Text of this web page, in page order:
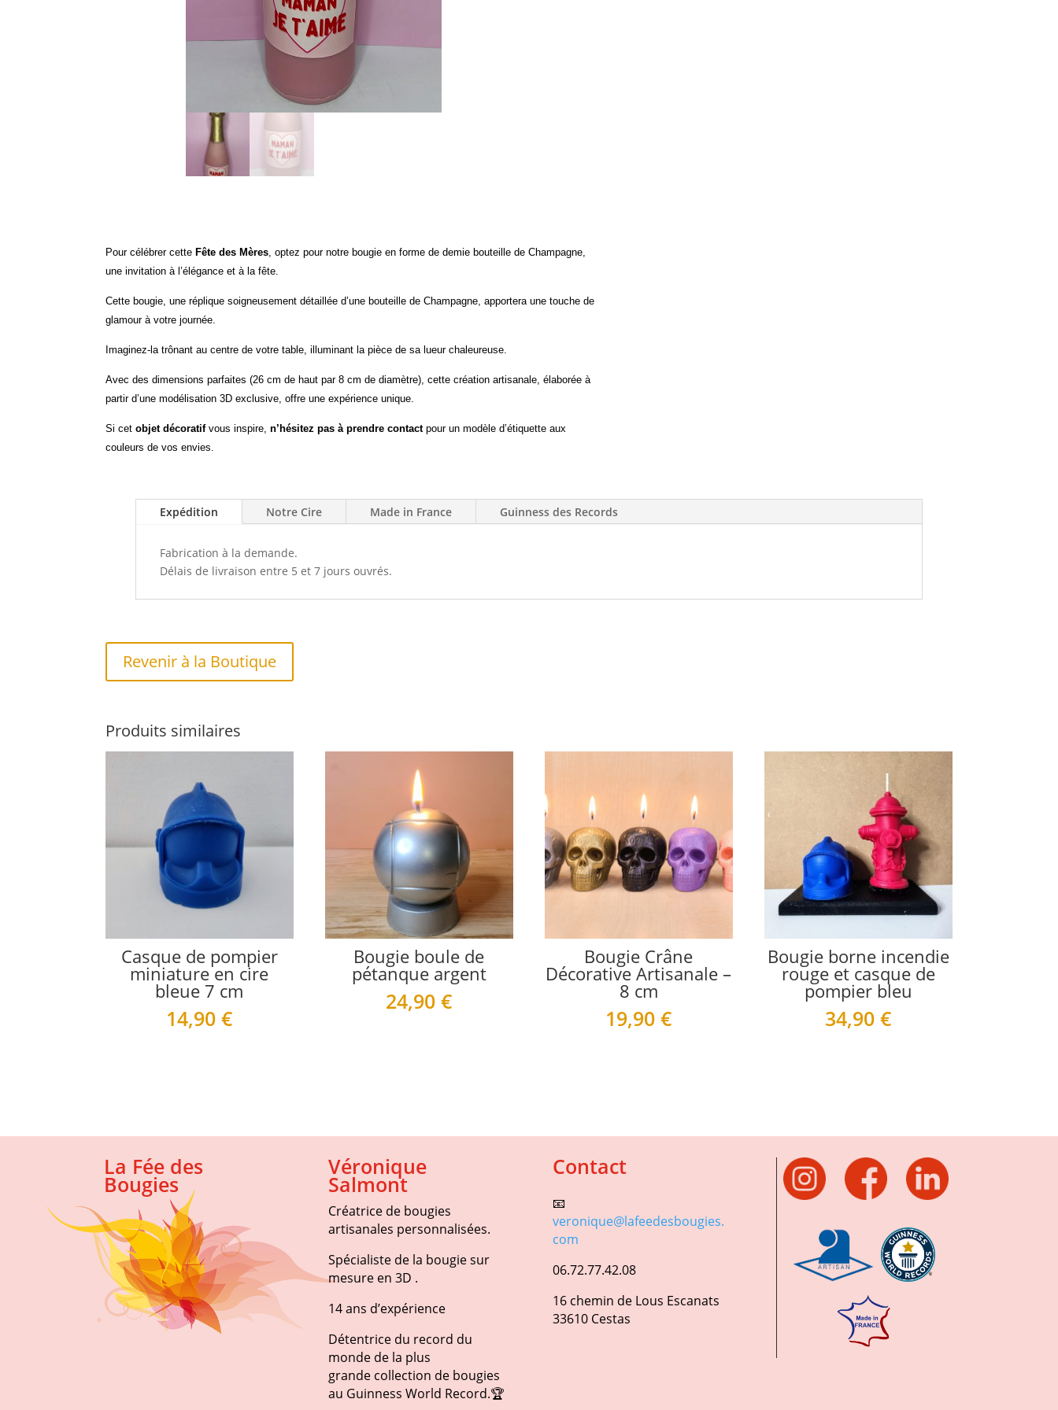
Pour célébrer cette Fête des Mères, optez pour notre bougie en forme de demie bouteille de Champagne,
une invitation à l’élégance et à la fête.
Cette bougie, une réplique soigneusement détaillée d’une bouteille de Champagne, apportera une touche de
glamour à votre journée.
Imaginez-la trônant au centre de votre table, illuminant la pièce de sa lueur chaleureuse.
Avec des dimensions parfaites (26 cm de haut par 8 cm de diamètre), cette création artisanale, élaborée à
partir d’une modélisation 3D exclusive, offre une expérience unique.
Si cetobjet décoratifvous inspire, n’hésitez pas à prendre contact pour un modèled’étiquette aux
couleurs de vos envies.
Expédition Notre Cire Made in France Guinness des Records
Fabrication à la demande.
Délais de livraison entre 5 et 7 jours ouvrés.
Revenir à la Boutique
Produits similaires
Casque de pompier
miniature en cire
bleue 7 cm
14,90 €
Bougie boule de
pétanque argent
24,90 €
Bougie Crâne
Décorative Artisanale –
8 cm
19,90 €
Bougie borne incendie
rouge et casque de
pompier bleu
34,90 €
La Fée des
Bougies
Véronique
Salmont
Créatrice de bougies
artisanales personnalisées.
Spécialiste de la bougie sur
mesure en 3D .
14 ans d’expérience
Détentrice du record du
monde de la plus
grande collection de bougies
au Guinness World Record.🏆
Contact
📧
veronique@lafeedesbougies.
com
06.72.77.42.08
16 chemin de Lous Escanats
33610 Cestas